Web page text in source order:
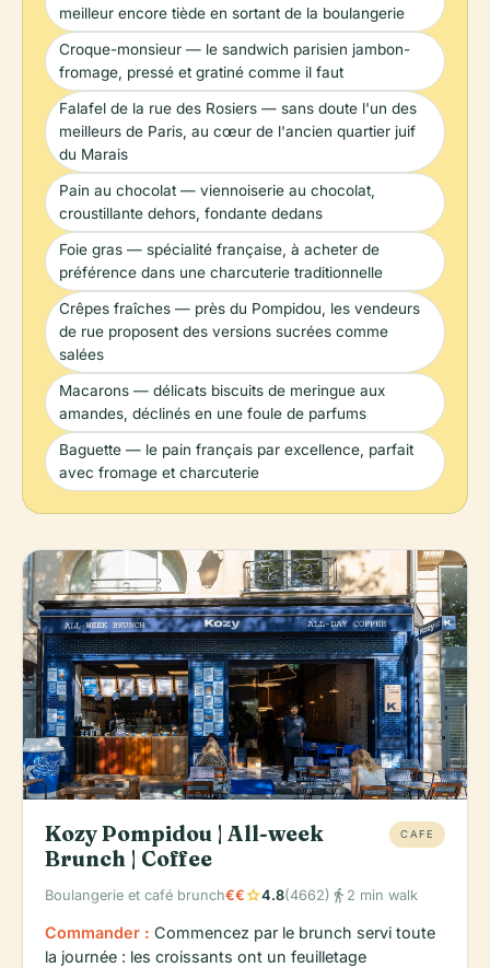
meilleur encore tiède en sortant de la boulangerie
Croque-monsieur — le sandwich parisien jambon-
fromage, pressé et gratiné comme il faut
Falafel de la rue des Rosiers — sans doute l'un des
meilleurs de Paris, au cœur de l'ancien quartier juif
du Marais
Pain au chocolat — viennoiserie au chocolat,
croustillante dehors, fondante dedans
Foie gras — spécialité française, à acheter de
préférence dans une charcuterie traditionnelle
Crêpes fraîches — près du Pompidou, les vendeurs
de rue proposent des versions sucrées comme
salées
Macarons — délicats biscuits de meringue aux
amandes, déclinés en une foule de parfums
Baguette — le pain français par excellence, parfait
avec fromage et charcuterie
Kozy Pompidou | All-week
Brunch | Coffee
CAFE
Boulangerie et café brunch€€star4.8(4662) directions_walk 2 min walk
Commander : Commencez par le brunch servi toute
la journée : les croissants ont un feuilletage